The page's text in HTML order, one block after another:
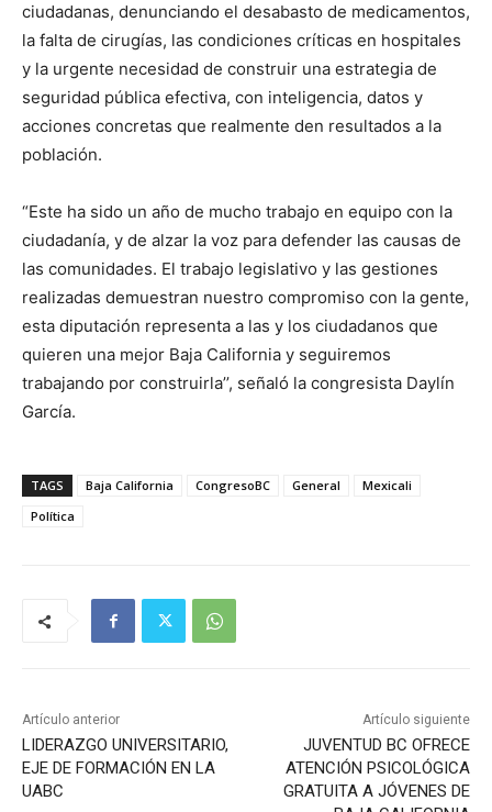
ciudadanas, denunciando el desabasto de medicamentos,
la falta de cirugías, las condiciones críticas en hospitales
y la urgente necesidad de construir una estrategia de
seguridad pública efectiva, con inteligencia, datos y
acciones concretas que realmente den resultados a la
población.
“Este ha sido un año de mucho trabajo en equipo con la
ciudadanía, y de alzar la voz para defender las causas de
las comunidades. El trabajo legislativo y las gestiones
realizadas demuestran nuestro compromiso con la gente,
esta diputación representa a las y los ciudadanos que
quieren una mejor Baja California y seguiremos
trabajando por construirla’’, señaló la congresista Daylín
García.
TAGS Baja California CongresoBC General
Mexicali
Política
Artículo anterior
LIDERAZGO UNIVERSITARIO,
EJE DE FORMACIÓN EN LA
UABC
Artículo siguiente
JUVENTUD BC OFRECE
ATENCIÓN PSICOLÓGICA
GRATUITA A JÓVENES DE